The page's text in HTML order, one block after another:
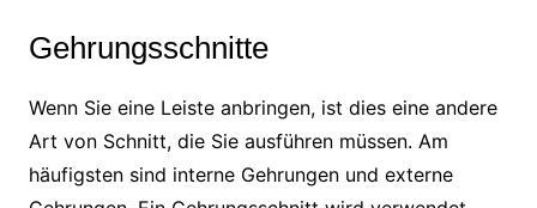
Gehrungsschnitte
Wenn Sie eine Leiste anbringen, ist dies eine andere
Art von Schnitt, die Sie ausführen müssen. Am
häufigsten sind interne Gehrungen und externe